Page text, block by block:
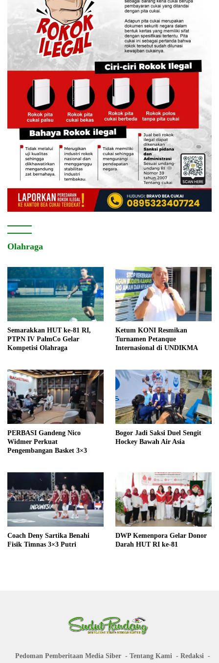
Olahraga
Semarakkan HUT ke-81 RI,
PTPN IV PalmCo Gelar
Kompetisi Olahraga
Ketum KONI Resmikan
Turnamen Petanque
Internasional di UNDIKMA
PERBASI Gandeng Nico
Widmer Perkuat
Pengembangan Basket 3×3
Bogor Jadi Saksi Duel Sengit
Hockey Bawah Air Asia
Coach Deny Sartika Benahi
Fisik Timnas 3×3 Putri
DWP Kemenpora Gelar Donor
Darah HUT RI ke-81
Pedoman Pemberitaan Media Siber Tentang Kami
Redaksi